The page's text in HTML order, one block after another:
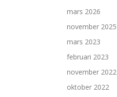
mars 2026
november 2025
mars 2023
februari 2023
november 2022
oktober 2022